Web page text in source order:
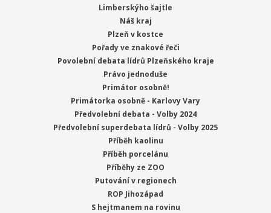
Limberskýho šajtle
Náš kraj
Plzeň v kostce
Pořady ve znakové řeči
Povolební debata lídrů Plzeňského kraje
Právo jednoduše
Primátor osobně!
Primátorka osobně - Karlovy Vary
Předvolební debata - Volby 2024
Předvolební superdebata lídrů - Volby 2025
Příběh kaolinu
Příběh porcelánu
Příběhy ze ZOO
Putování v regionech
ROP Jihozápad
S hejtmanem na rovinu